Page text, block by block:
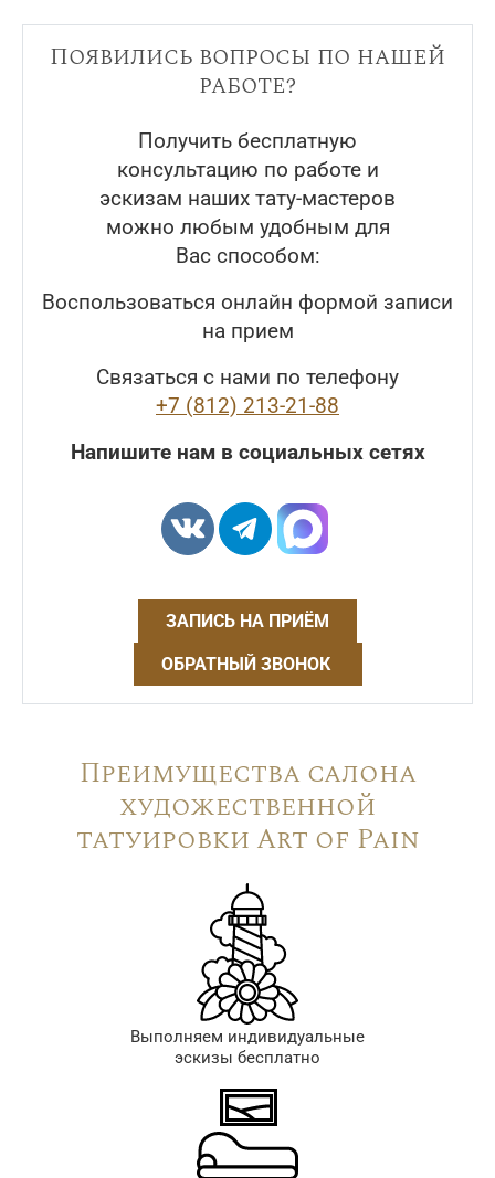
Появились вопросы по нашей
работе?
Получить бесплатную
консультацию по работе и
эскизам наших тату-мастеров
можно любым удобным для
Вас способом:
Воспользоваться онлайн формой записи
на прием
Связаться с нами по телефону
+7 (812) 213-21-88
Напишите нам в социальных сетях
ЗАПИСЬ НА ПРИЁМ
ОБРАТНЫЙ ЗВОНОК
Преимущества салона
художественной
татуировки Art of Pain
Выполняем индивидуальные
эскизы бесплатно